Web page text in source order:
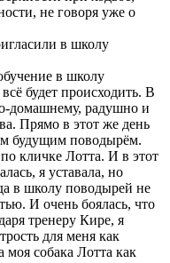
не говоря уже о
в школу
в школу
будет происходить. В
домашнему, радушно и
Прямо в этот же день
будущим поводырём.
кличке Лотта. И в этот
я уставала, но
в школу поводырей не
И очень боялась, что
тренеру Кире, я
для меня как
моя собака Лотта как